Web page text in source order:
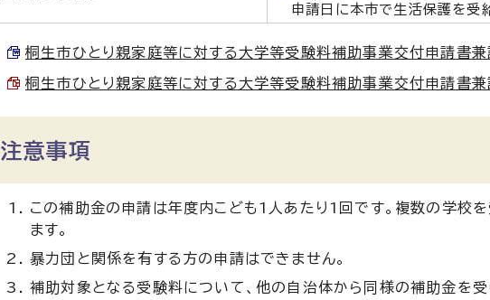
申請日に本市で生活保護を受
桐生市ひとり親家庭等に対する大学等受験料補助事業交付申請
桐生市ひとり親家庭等に対する大学等受験料補助事業交付申請書
注意事項
この補助金の申請は年度内こども1人あたり1回です。複数の学校
ます。
暴力団と関係を有する方の申請はできません。
補助対象となる受験料について、他の自治体から同様の補助金を